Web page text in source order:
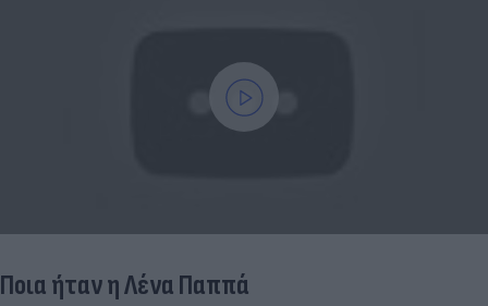
Ποια ήταν η Λένα Παππά